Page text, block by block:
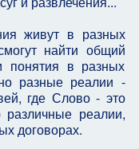
живут в разных
найти общий
в разных
разные реалии -
где Слово - это
реалии,
договорах.